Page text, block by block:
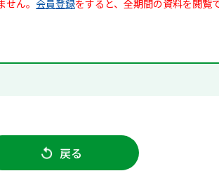
ん。 会員登録をすると、全期間の資料を閲覧
戻る